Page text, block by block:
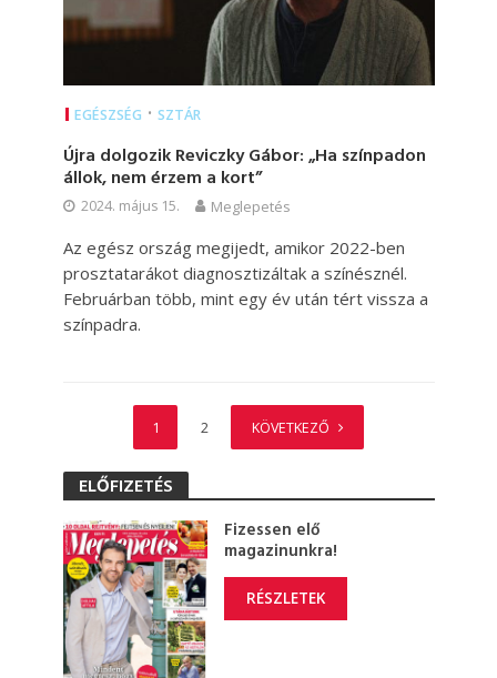
EGÉSZSÉG • SZTÁR
Újra dolgozik Reviczky Gábor: „Ha színpadon
állok, nem érzem a kort”
2024. május 15. Meglepetés
Az egész ország megijedt, amikor 2022-ben
prosztatarákot diagnosztizáltak a színésznél.
Februárban több, mint egy év után tért vissza a
színpadra.
1 2 KÖVETKEZŐ
ELŐFIZETÉS
Fizessen elő
magazinunkra!
RÉSZLETEK